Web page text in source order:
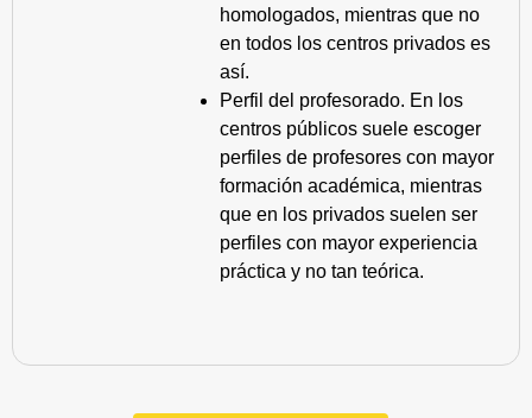
homologados, mientras que no
en todos los centros privados es
así.
Perfil del profesorado. En los
centros públicos suele escoger
perfiles de profesores con mayor
formación académica, mientras
que en los privados suelen ser
perfiles con mayor experiencia
práctica y no tan teórica.